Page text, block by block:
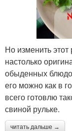
Капуста в
Но изменить
настолько
обыденных
его можно как в
всего готовлю
свиной рульке.
читать дальше →